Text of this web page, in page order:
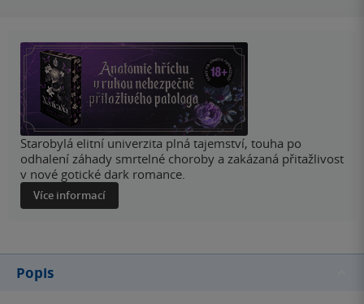
Starobylá elitní univerzita plná tajemství, touha po
odhalení záhady smrtelné choroby a zakázaná přitažlivost
v nové gotické dark romance.
Více informací
Popis